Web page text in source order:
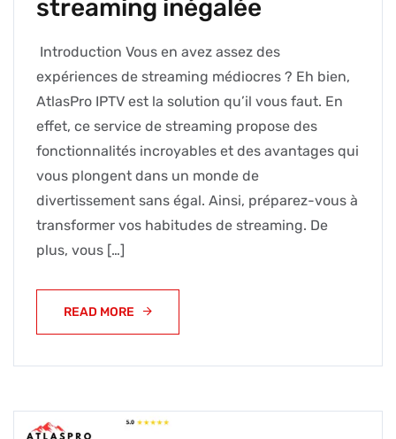
streaming inégalée
Introduction Vous en avez assez des
expériences de streaming médiocres ? Eh bien,
AtlasPro IPTV est la solution qu’il vous faut. En
effet, ce service de streaming propose des
fonctionnalités incroyables et des avantages qui
vous plongent dans un monde de
divertissement sans égal. Ainsi, préparez-vous à
transformer vos habitudes de streaming. De
plus, vous […]
READ MORE